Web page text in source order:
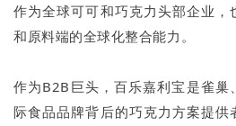
作为全球可可和巧克力头部企业，
和原料端的全球化整合能力。
作为B2B巨头，百乐嘉利宝是雀巢
际食品品牌背后的巧克力方案提供